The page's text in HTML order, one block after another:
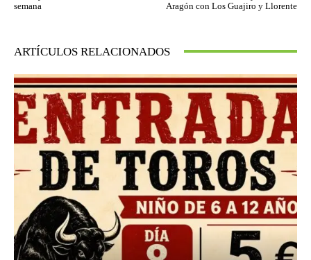
semana
Aragón con Los Guajiro y Llorente
ARTÍCULOS RELACIONADOS